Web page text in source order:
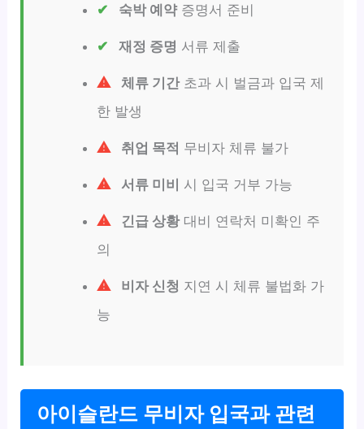
숙박 예약증명서 준비
재정 증명 서류 제출
체류 기간초과 시 벌금과 입국 제
한 발생
취업 목적 무비자 체류 불가
서류 미비 시 입국 거부 가능
긴급 상황대비 연락처 미확인 주
의
비자 신청 지연 시 체류 불법화 가
능
아이슬란드 무비자 입국과 관련